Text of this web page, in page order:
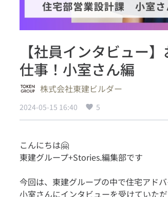
【社員インタビュー
仕事！小室さん編
株式会社東建ビルダー
2024-05-15 16:40 5
こんにちは🤗
今回は、東建グループの中で住宅アド